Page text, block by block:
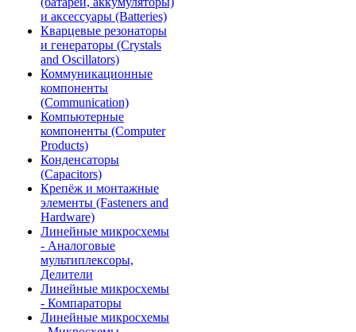
и аксессуары (Batteries)
Кварцевые резонаторы
и генераторы (Crystals
and Oscillators)
Коммуникационные
компоненты
(Communication)
Компьютерные
компоненты (Computer
Products)
Конденсаторы
(Capacitors)
Крепёж и монтажные
элементы (Fasteners and
Hardware)
Линейные микросхемы
- Аналоговые
мультиплексоры,
Делители
Линейные микросхемы
- Компараторы
Линейные микросхемы